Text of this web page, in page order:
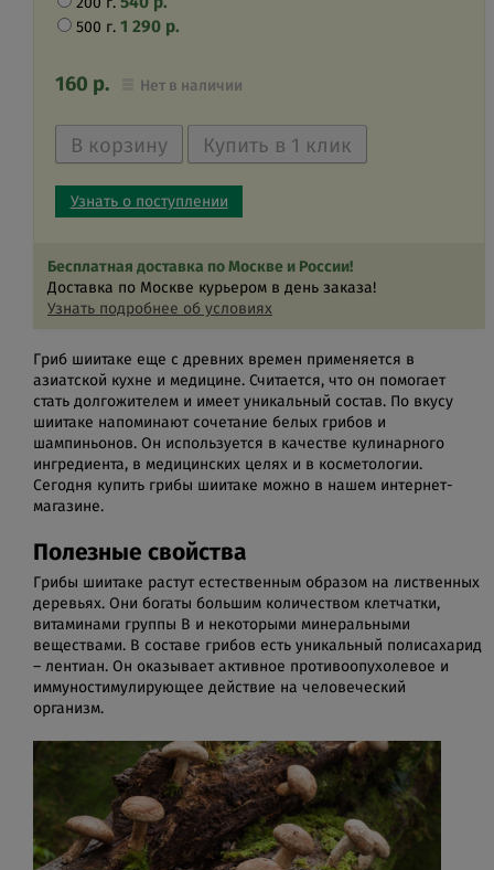
500 г. 1 290 р.
160 р. Нет в наличии
Узнать о поступлении
Бесплатная доставка по Москве и России!
Доставка по Москве курьером в день заказа!
Узнать подробнее об условиях
Гриб шиитаке еще с древних времен применяется в
азиатской кухне и медицине. Считается, что он помогает
стать долгожителем и имеет уникальный состав. По вкусу
шиитаке напоминают сочетание белых грибов и
шампиньонов. Он используется в качестве кулинарного
ингредиента, в медицинских целях и в косметологии.
Сегодня купить грибы шиитаке можно в нашем интернет-
магазине.
Полезные свойства
Грибы шиитаке растут естественным образом на лиственных
деревьях. Они богаты большим количеством клетчатки,
витаминами группы В и некоторыми минеральными
веществами. В составе грибов есть уникальный полисахарид
– лентиан. Он оказывает активное противоопухолевое и
иммуностимулирующее действие на человеческий
организм.